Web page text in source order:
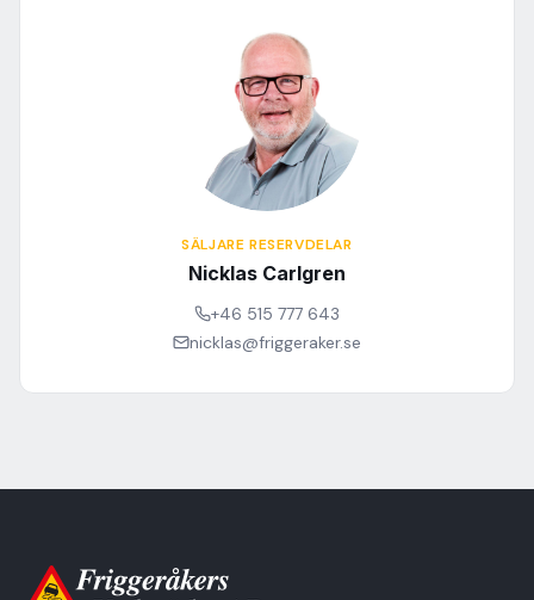
SÄLJARE RESERVDELAR
Nicklas Carlgren
+46 515 777 643
nicklas@friggeraker.se